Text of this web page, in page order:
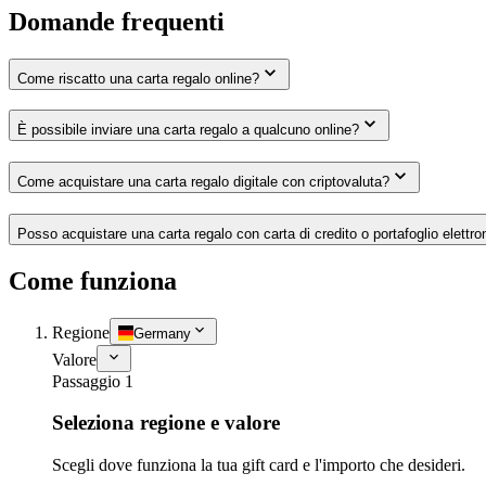
Domande frequenti
Come riscatto una carta regalo online?
È possibile inviare una carta regalo a qualcuno online?
Come acquistare una carta regalo digitale con criptovaluta?
Posso acquistare una carta regalo con carta di credito o portafoglio
Come funziona
Regione Germany
Valore
Passaggio 1
Seleziona regione e valore
Scegli dove funziona la tua gift card e l'importo che desideri.